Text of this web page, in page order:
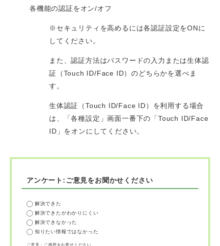
各機能の認証をオン/オフ
※セキュリティを高めるには各認証設定をONに
してください。
また、認証方法はパスワードの入力または生体認
証（Touch ID/Face ID）のどちらかを選べま
す。
生体認証（Touch ID/Face ID）を利用する場合
は、「各種設定」画面一番下の「Touch ID/Face
ID」をオンにしてください。
アンケート:ご意見をお聞かせください
解決できた
解決できたがわかりにくい
解決できなかった
知りたい情報ではなかった
ご意見・ご感想をお寄せください